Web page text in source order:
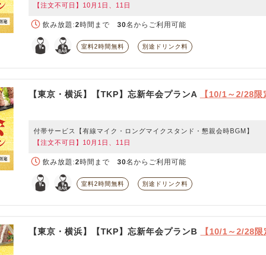
【注文不可日】10月1日、11日
飲み放題:2時間まで 30名からご利用可能
室料2時間無料 別途ドリンク料
【東京・横浜】【TKP】忘新年会プランA 【10/1～2/28限
付帯サービス【有線マイク・ロングマイクスタンド・懇親会時BGM】
【注文不可日】10月1日、11日
飲み放題:2時間まで 30名からご利用可能
室料2時間無料 別途ドリンク料
【東京・横浜】【TKP】忘新年会プランB 【10/1～2/28限